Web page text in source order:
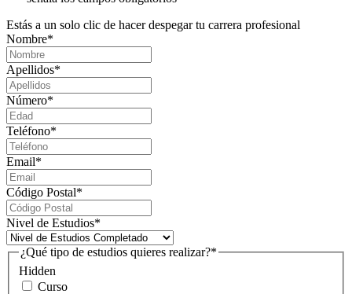
Estás a un solo clic de hacer despegar tu carrera profesional
Nombre*
Apellidos*
Número*
Teléfono*
Email*
Código Postal*
Nivel de Estudios*
Hidden
¿Qué tipo de estudios quieres realizar?*
Curso